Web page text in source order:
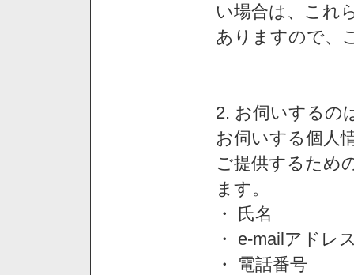
い場合は、これ
ありますので、
2. お伺いするの
お伺いする個人
ご提供するため
ます。
・ 氏名
・ e-mailアドレ
・ 電話番号